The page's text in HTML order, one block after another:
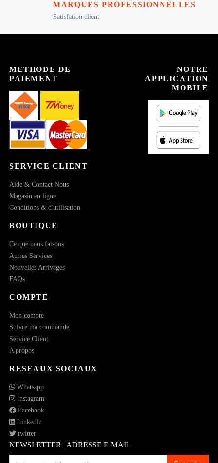
MARQUES PROFESSIONNELLES
Satisfation client
METHODE DE
PAIEMENT
NOTRE
APPLICATION
MOBILE
SERVICE CLIENT
Aide & Contact Nous
Magasin en ligne
Conditions & d'utilisation
BOUTIQUE
Ce que nous faisons
Autres Services
Nouvelles Arrivages
FAQs
COMPTE
Mon compte
Suivre ma commande
Service Client
A propos
RESEAUX SOCIAUX
Whatsapp
Instagram
Facebook
Linkedln
twitter
NEWSLETTER | ADRESSE E-MAIL